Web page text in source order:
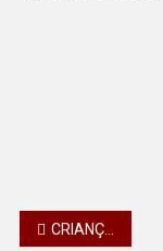
Navegação
CRIANÇA TEM CELULAR FURTADO NO CENTRO DE APUCARANA